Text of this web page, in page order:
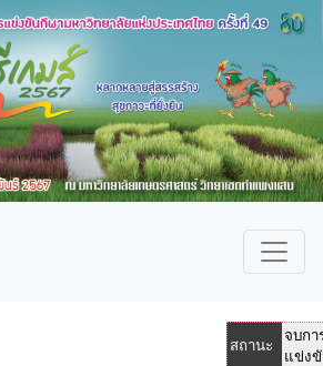
สถานะ
จบกา
แข่ง